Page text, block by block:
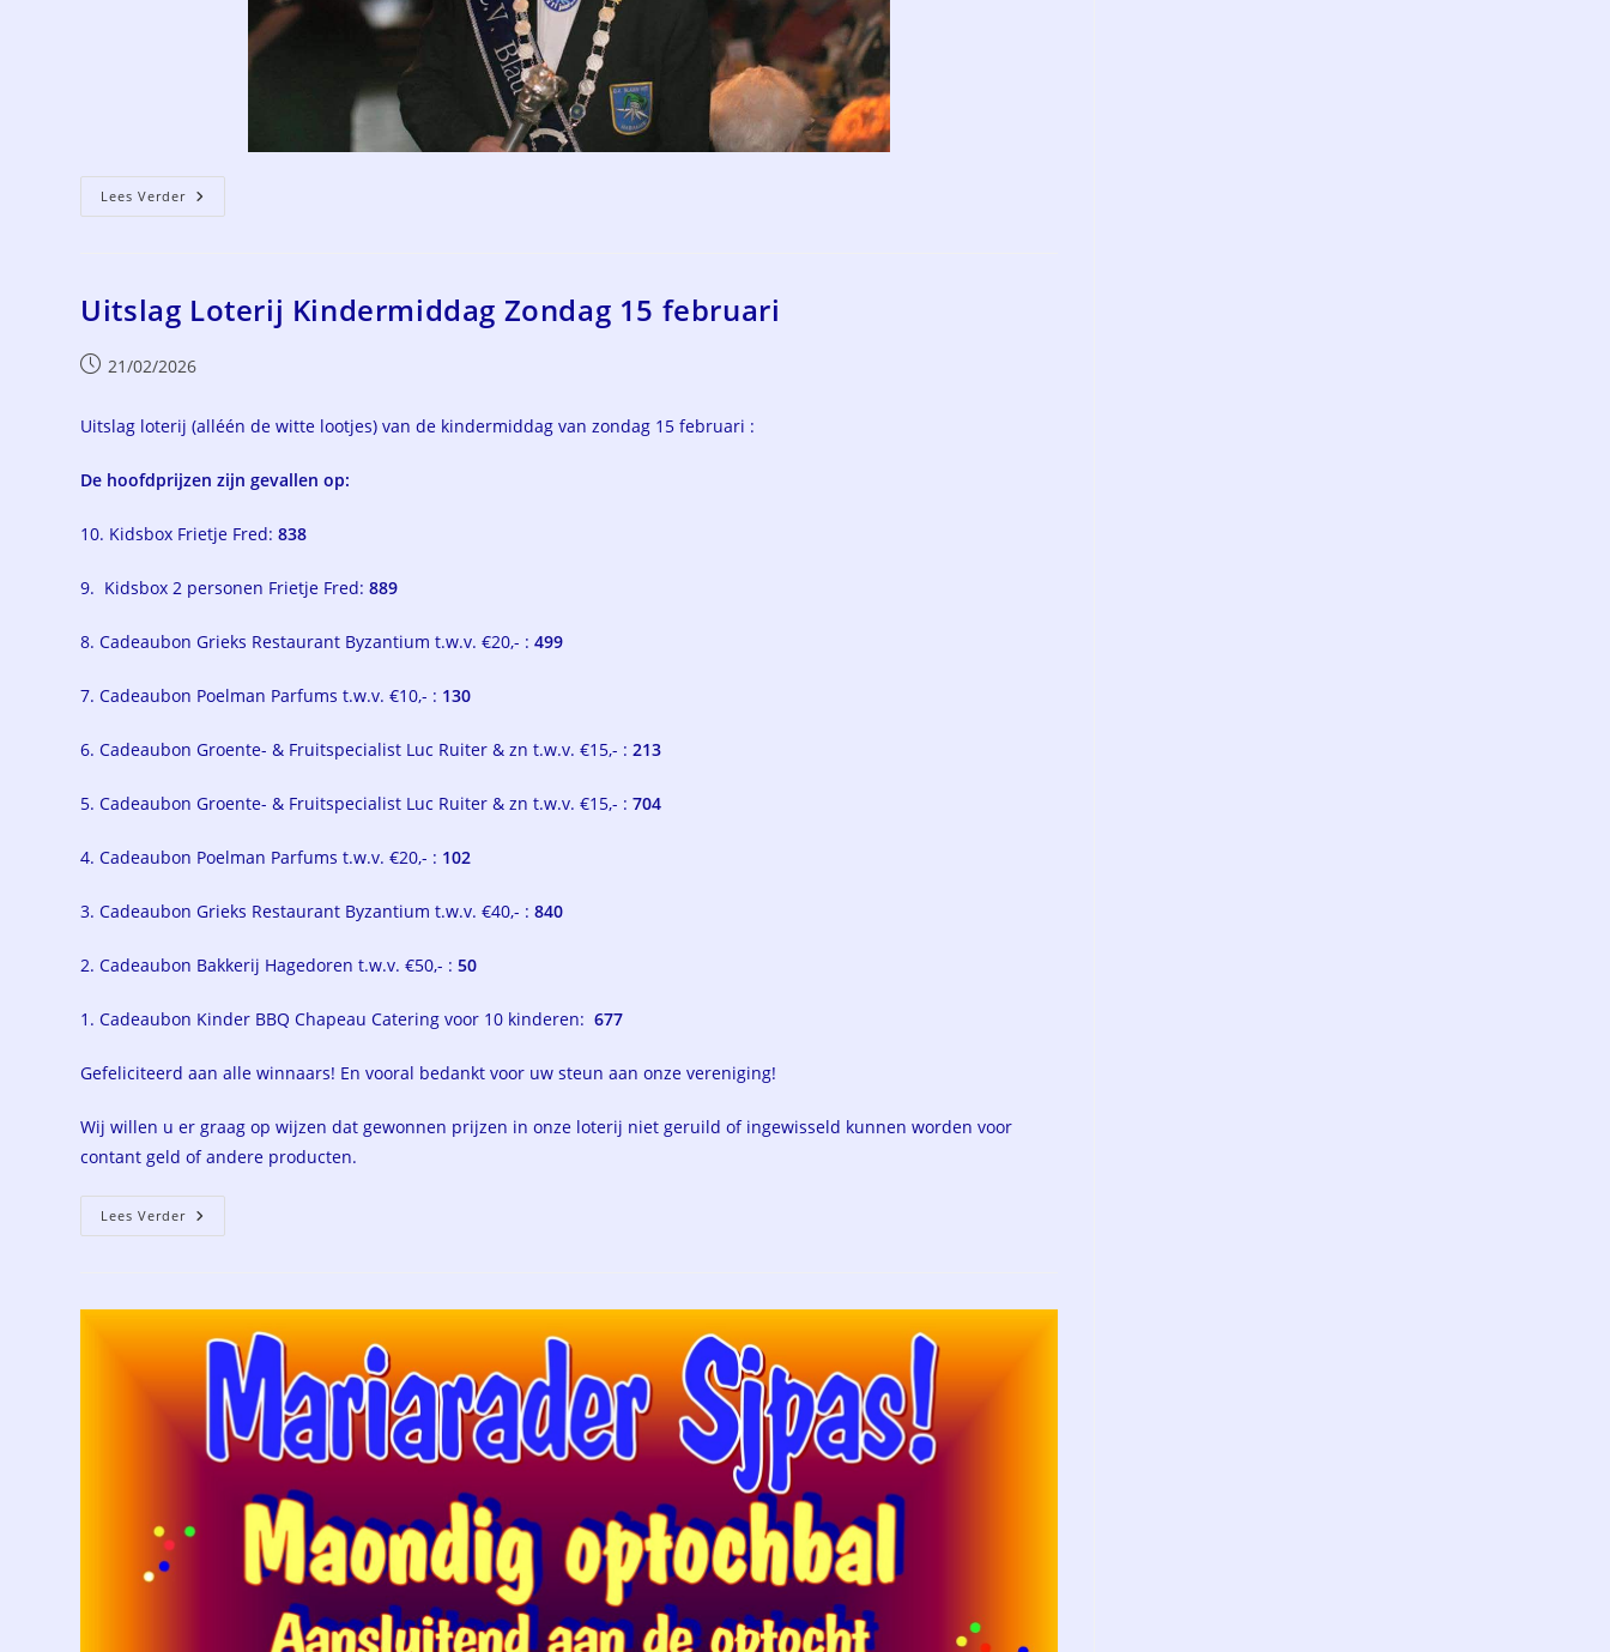
Lees VerderOverlijdensbericht
Robert
Uitslag Loterij Kindermiddag Zondag 15 februari
Bericht
op:
21/02/2026
Uitslag loterij (alléén de witte lootjes) van de kindermiddag van zondag 15 februari :
De hoofdprijzen zijn gevallen op:
10. Kidsbox Frietje Fred:838
9. Kidsbox 2 personen Frietje Fred:889
8. Cadeaubon Grieks Restaurant Byzantium t.w.v. €20,- :499
7. Cadeaubon Poelman Parfums t.w.v. €10,- : 130
6. Cadeaubon Groente- & Fruitspecialist Luc Ruiter & zn t.w.v. €15,- : 213
5. Cadeaubon Groente- & Fruitspecialist Luc Ruiter & zn t.w.v. €15,- :704
4. Cadeaubon Poelman Parfums t.w.v. €20,- : 102
3. Cadeaubon Grieks Restaurant Byzantium t.w.v. €40,- :840
2. Cadeaubon Bakkerij Hagedoren t.w.v. €50,- :50
1. Cadeaubon Kinder BBQ Chapeau Catering voor 10 kinderen:677
Gefeliciteerd aan alle winnaars! En vooral bedankt voor uw steun aan onze vereniging!
Wij willen u er graag op wijzen dat gewonnen prijzen in onze loterij niet geruild of ingewisseld kunnen worden voor
contant geld of andere producten.
Lees VerderUitslag
Loterij